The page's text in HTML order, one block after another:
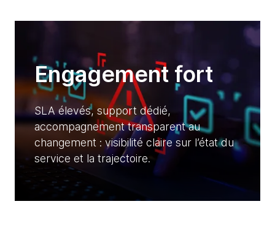
Engagement fort
SLA élevés, support dédié,
accompagnement transparent au
changement : visibilité claire sur l’état du
service et la trajectoire.